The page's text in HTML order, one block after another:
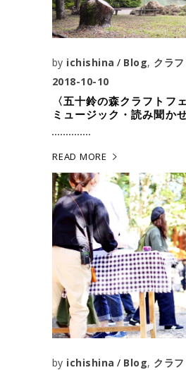
by ichishina Blog, クラ
2018-10-10
〈五十鈴の森クラフト
ミュージック・読み聞か
READ MORE
by ichishina Blog, クラ